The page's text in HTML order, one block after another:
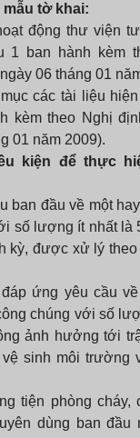
mẫu tờ khai:
động thư viện
1 ban hành kèm
06 tháng 01
các tài liệu
kèm theo Nghị
01 năm 2009).
kiện để thực
ban đầu về một
số lượng ít nhất là
kỳ, được xử lý
ứng yêu cầu
chúng với số
ảnh hưởng tới
sinh môi trường
tiện phòng cháy,
dùng ban